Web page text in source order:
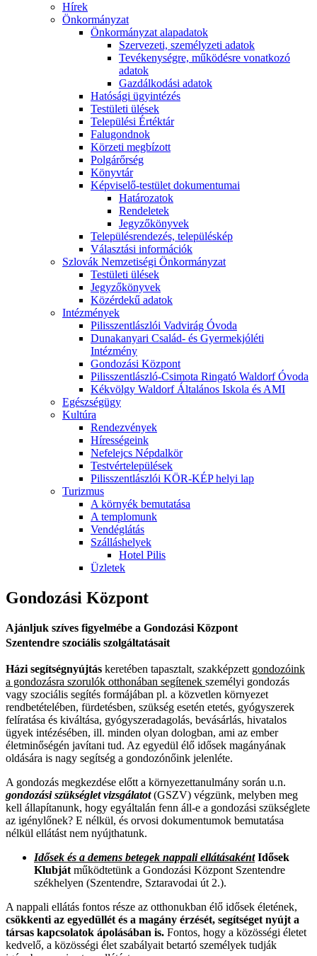
Hírek
Önkormányzat
Önkormányzat alapadatok
Szervezeti, személyzeti adatok
Tevékenységre, működésre vonatkozó
adatok
Gazdálkodási adatok
Hatósági ügyintézés
Testületi ülések
Települési Értéktár
Falugondnok
Körzeti megbízott
Polgárőrség
Könyvtár
Képviselő-testület dokumentumai
Határozatok
Rendeletek
Jegyzőkönyvek
Településrendezés, településkép
Választási információk
Szlovák Nemzetiségi Önkormányzat
Testületi ülések
Jegyzőkönyvek
Közérdekű adatok
Intézmények
Pilisszentlászlói Vadvirág Óvoda
Dunakanyari Család- és Gyermekjóléti
Intézmény
Gondozási Központ
Pilisszentlászló-Csimota Ringató Waldorf Óvoda
Kékvölgy Waldorf Általános Iskola és AMI
Egészségügy
Kultúra
Rendezvények
Hírességeink
Nefelejcs Népdalkör
Testvértelepülések
Pilisszentlászlói KÖR-KÉP helyi lap
Turizmus
A környék bemutatása
A templomunk
Vendéglátás
Szálláshelyek
Hotel Pilis
Üzletek
Gondozási Központ
Ajánljuk szíves figyelmébe a Gondozási Központ
Szentendre szociális szolgáltatásait
Házi segítségnyújtás keretében tapasztalt, szakképzett gondozóink
a gondozásra szorulók otthonában segítenek személyi gondozás
vagy szociális segítés formájában pl. a közvetlen környezet
rendbetételében, fürdetésben, szükség esetén etetés, gyógyszerek
felíratása és kiváltása, gyógyszeradagolás, bevásárlás, hivatalos
ügyek intézésében, ill. minden olyan dologban, ami az ember
életminőségén javítani tud. Az egyedül élő idősek magányának
oldására is nagy segítség a gondozónőink jelenléte.
A gondozás megkezdése előtt a környezettanulmány során u.n.
gondozási szükséglet vizsgálatot(GSZV) végzünk, melyben meg
kell állapítanunk, hogy egyáltalán fenn áll-e a gondozási szükséglete
az igénylőnek? E nélkül, és orvosi dokumentumok bemutatása
nélkül ellátást nem nyújthatunk.
Idősek és a demens betegek nappali ellátásaként Idősek
Klubját működtetünk a Gondozási Központ Szentendre
székhelyen (Szentendre, Sztaravodai út 2.).
A nappali ellátás fontos része az otthonukban élő idősek életének,
csökkenti az egyedüllét és a magány érzését, segítséget nyújt a
társas kapcsolatok ápolásában is. Fontos, hogy a közösségi életet
kedvelő, a közösségi élet szabályait betartó személyek tudják